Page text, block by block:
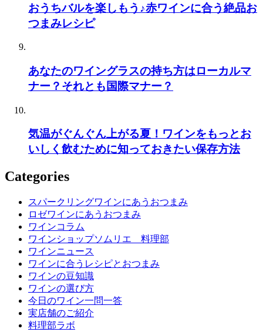
おうちバルを楽しもう♪赤ワインに合う絶品お
つまみレシピ
あなたのワイングラスの持ち方はローカルマ
ナー？それとも国際マナー？
気温がぐんぐん上がる夏！ワインをもっとお
いしく飲むために知っておきたい保存方法
Categories
スパークリングワインにあうおつまみ
ロゼワインにあうおつまみ
ワインコラム
ワインショップソムリエ 料理部
ワインニュース
ワインに合うレシピとおつまみ
ワインの豆知識
ワインの選び方
今日のワイン一問一答
実店舗のご紹介
料理部ラボ